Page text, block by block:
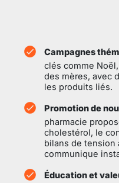
Campagnes
clés comme
des mères, avec
les produits liés.
Promotion de
pharmacie
cholestérol, le
bilans de tension
communique
Éducation et